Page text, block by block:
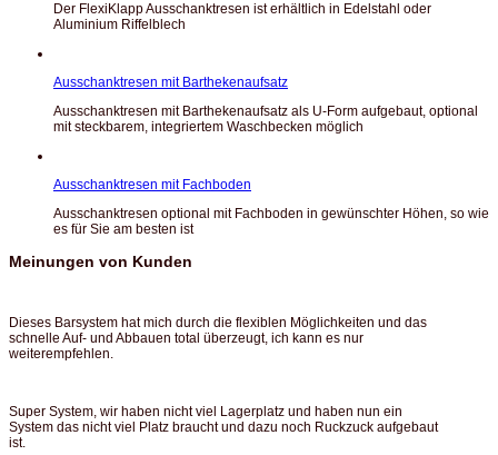
Der FlexiKlapp Ausschanktresen ist erhältlich in Edelstahl oder
Aluminium Riffelblech
Ausschanktresen mit Barthekenaufsatz
Ausschanktresen mit Barthekenaufsatz als U-Form aufgebaut, optional
mit steckbarem, integriertem Waschbecken möglich
Ausschanktresen mit Fachboden
Ausschanktresen optional mit Fachboden in gewünschter Höhen, so wie
es für Sie am besten ist
Meinungen von Kunden
Dieses Barsystem hat mich durch die flexiblen Möglichkeiten und das
schnelle Auf- und Abbauen total überzeugt, ich kann es nur
weiterempfehlen.
Super System, wir haben nicht viel Lagerplatz und haben nun ein
System das nicht viel Platz braucht und dazu noch Ruckzuck aufgebaut
ist.